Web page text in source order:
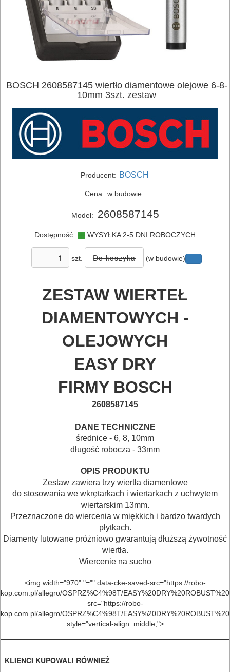
ELEKTRONARZĘDZIA
SIECIOWE
ELEKTRONARZĘDZIA
AKUMULATOROWE
OSPRZĘT
AKCESORIA
DO
MAGAZYNOWANIE
POMIAROWE
NARZĘDZIA
ELEKTRY..
GLAZURNICZE
AKCESORIA
URZĄDZENIA
Przecinarki
Tarcza
diamentowe
glazurnicze
Akcesoria
Osprzęt
poziomowania
BOSCH 2608587145 wiertło diamentowe olejowe 6-8-
10mm 3szt. zestaw
Producent: BOSCH
Cena: w budowie
Model: 2608587145
Dostępność: WYSYŁKA 2-5 DNI ROBOCZYCH
szt. (w budowie)
ZESTAW WIERTEŁ
DIAMENTOWYCH -
OLEJOWYCH
EASY DRY
FIRMY BOSCH
2608587145
DANE TECHNICZNE
średnice - 6, 8, 10mm
długość robocza - 33mm
OPIS PRODUKTU
Zestaw zawiera trzy wiertła diamentowe
do stosowania we wkrętarkach i wiertarkach z uchwytem
wiertarskim 13mm.
Przeznaczone do wiercenia w miękkich i bardzo twardych
płytkach.
Diamenty lutowane próżniowo gwarantują dłuższą żywotność
wiertła.
Wiercenie na sucho
<img width="970" "="" data-cke-saved-src="https://robo-
kop.com.pl/allegro/OSPRZ%C4%98T/
src="https://robo-
kop.com.pl/allegro/OSPRZ%C4%98T/
style="vertical-align: middle;">
KLIENCI KUPOWALI RÓWNIEŻ